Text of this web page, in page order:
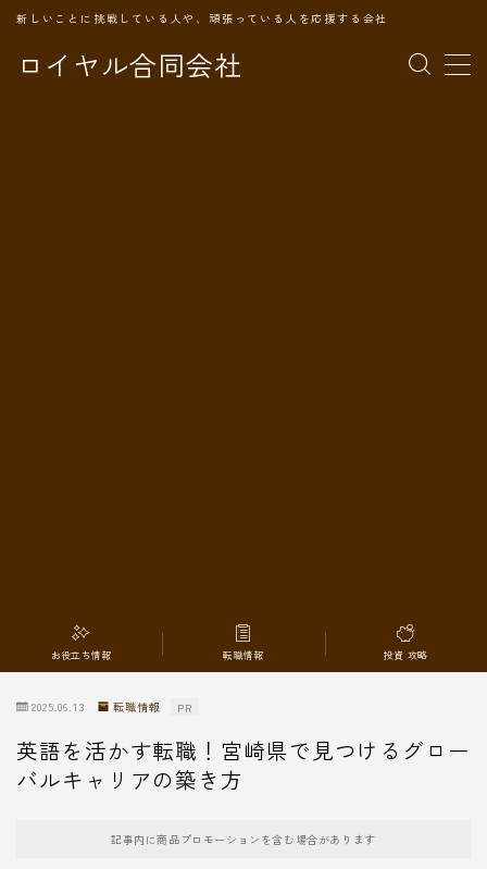
ロイヤル合同会社
新しいことに挑戦している人や、頑張っている人を応援する会社
MENU
お役立ち情報 転職情報 投資 攻略
2025.06.13 転職情報 PR
英語を活かす転職！宮崎県で見つけるグロー
バルキャリアの築き方
記事内に商品プロモーションを含む場合があります